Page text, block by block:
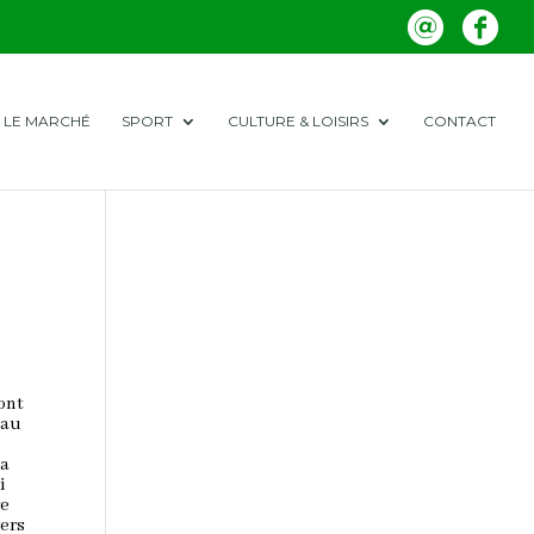
LE MARCHÉ SPORT CULTURE & LOISIRS CONTACT